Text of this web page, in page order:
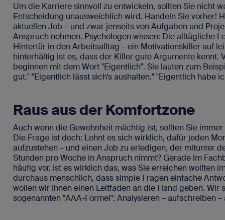
Um die Karriere sinnvoll zu entwickeln, sollten Sie nicht
Entscheidung unausweichlich wird. Handeln Sie vorher!
aktuellen Job – und zwar jenseits von Aufgaben und
Anspruch nehmen. Psychologen wissen: Die alltägliche
Hintertür in den Arbeitsalltag – ein Motivationskiller auf
hinterhältig ist es, dass der Killer gute Argumente kennt.
beginnen mit dem Wort "Eigentlich". Sie lauten zum
gut." "Eigentlich lässt sich’s aushalten." "Eigentlich habe
Raus aus der Komfortzone
Auch wenn die Gewohnheit mächtig ist, sollten Sie
Die Frage ist doch: Lohnt es sich wirklich, dafür jeden
aufzustehen – und einen Job zu erledigen, der mitunter
Stunden pro Woche in Anspruch nimmt? Gerade im
häufig vor. Ist es wirklich das, was Sie erreichen wollten
durchaus menschlich, dass simple Fragen einfache
wollen wir Ihnen einen Leitfaden an die Hand geben. Wir
sogenannten "AAA-Formel": Analysieren – aufschreiben –